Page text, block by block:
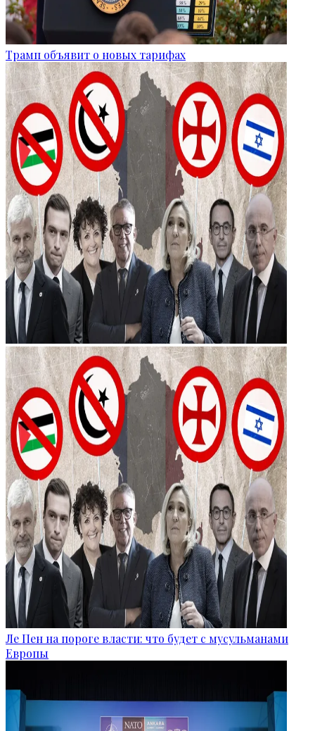
Трамп объявит о новых тарифах
Ле Пен на пороге власти: что будет с мусульманами
Европы